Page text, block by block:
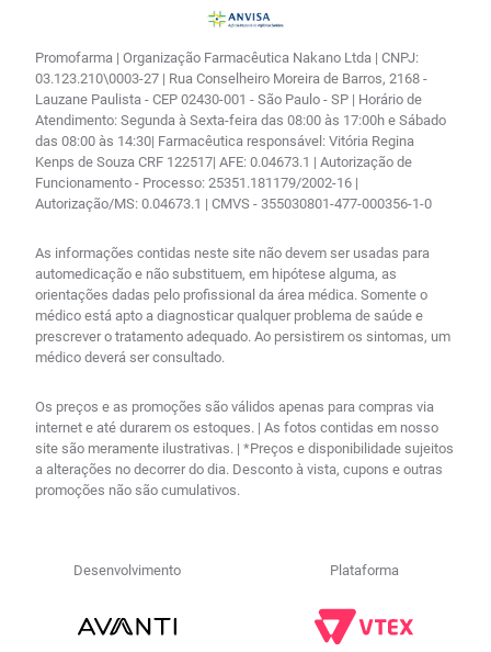
57
Promofarma | Organização Farmacêutica Nakano Ltda | CNPJ:
03.123.210\0003-27 | Rua Conselheiro Moreira de Barros, 2168 -
Lauzane Paulista - CEP 02430-001 - São Paulo - SP | Horário de
Atendimento: Segunda à Sexta-feira das 08:00 às 17:00h e Sábado
das 08:00 às 14:30| Farmacêutica responsável: Vitória Regina
Kenps de Souza CRF 122517| AFE: 0.04673.1 | Autorização de
Funcionamento - Processo: 25351.181179/2002-16 |
Autorização/MS: 0.04673.1 | CMVS - 355030801-477-000356-1-0
As informações contidas neste site não devem ser usadas para
automedicação e não substituem, em hipótese alguma, as
orientações dadas pelo profissional da área médica. Somente o
médico está apto a diagnosticar qualquer problema de saúde e
prescrever o tratamento adequado. Ao persistirem os sintomas, um
médico deverá ser consultado.
Os preços e as promoções são válidos apenas para compras via
internet e até durarem os estoques. | As fotos contidas em nosso
site são meramente ilustrativas. | *Preços e disponibilidade sujeitos
a alterações no decorrer do dia. Desconto à vista, cupons e outras
promoções não são cumulativos.
Desenvolvimento Plataforma